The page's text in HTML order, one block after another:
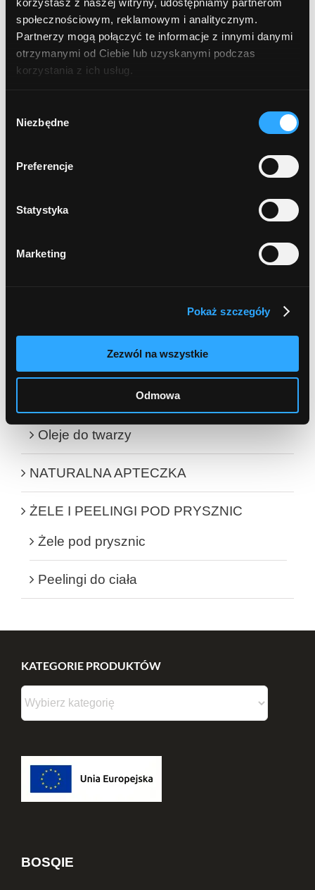
społecznościowym, reklamowym i analitycznym.
Partnerzy mogą połączyć te informacje z innymi danymi
otrzymanymi od Ciebie lub uzyskanymi podczas
korzystania z ich usług.
zgody
Niezbędne
Preferencje
Statystyka
Marketing
Pokaż szczegóły
Zezwól na wszystkie
Odmowa
DO DŁONI i STÓP
Mydła do rąk
SOLE i ZIOŁA DO KĄPIELI
DO TWARZY
Demakijaż i oczyszczanie twarzy
Oleje do twarzy
NATURALNA APTECZKA
ŻELE I PEELINGI POD PRYSZNIC
Żele pod prysznic
Peelingi do ciała
KATEGORIE PRODUKTÓW
BOSQIE